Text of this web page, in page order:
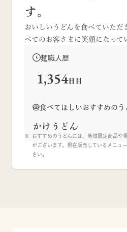
す。
おいしいうどんを食べていただ
べてのお客さまに笑顔になって
麺職人歴
1,354日目
食べてほしいおすすめのう
かけうどん
おすすめのうどんには、地域限定商品や
がございます。現在販売しているメニュ
さい。